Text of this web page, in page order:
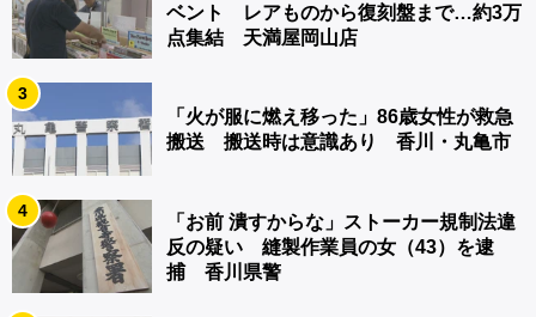
ベント レアものから復刻盤まで…約3万
点集結 天満屋岡山店
3
「火が服に燃え移った」86歳女性が救急
搬送 搬送時は意識あり 香川・丸亀市
4
「お前 潰すからな」ストーカー規制法違
反の疑い 縫製作業員の女（43）を逮
捕 香川県警